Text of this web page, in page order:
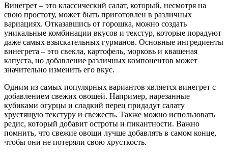
Винегрет – это классический салат, который, несмотря на
свою простоту, может быть приготовлен в различных
вариациях. Отказавшись от горошка, можно создать
уникальные комбинации вкусов и текстур, которые порадуют
даже самых взыскательных гурманов. Основные ингредиенты
винегрета – это свекла, картофель, морковь и квашеная
капуста, но добавление различных компонентов может
значительно изменить его вкус.
Одним из самых популярных вариантов является винегрет с
добавлением свежих овощей. Например, нарезанные
кубиками огурцы и сладкий перец придадут салату
хрустящую текстуру и свежесть. Также можно использовать
редис, который добавит остроты и пикантности. Важно
помнить, что свежие овощи лучше добавлять в самом конце,
чтобы они не потеряли свою хрусткость.